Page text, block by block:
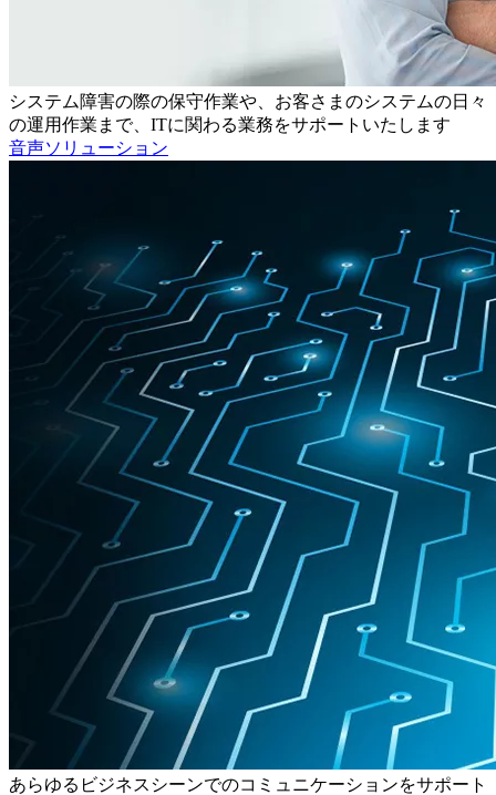
システム障害の際の保守作業や、お客さまのシステムの日々
の運用作業まで、ITに関わる業務をサポートいたします
音声ソリューション
あらゆるビジネスシーンでのコミュニケーションをサポート